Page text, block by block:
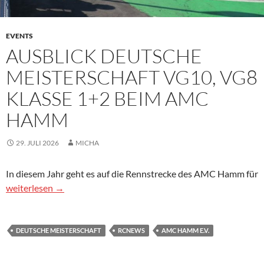
EVENTS
AUSBLICK DEUTSCHE
MEISTERSCHAFT VG10, VG8
KLASSE 1+2 BEIM AMC
HAMM
29. JULI 2026 MICHA
In diesem Jahr geht es auf die Rennstrecke des AMC Hamm für
Ausblick Deutsche Meisterschaft VG10, VG8 Klasse 1+2 beim
weiterlesen →
DEUTSCHE MEISTERSCHAFT RCNEWS AMC HAMM E.V.